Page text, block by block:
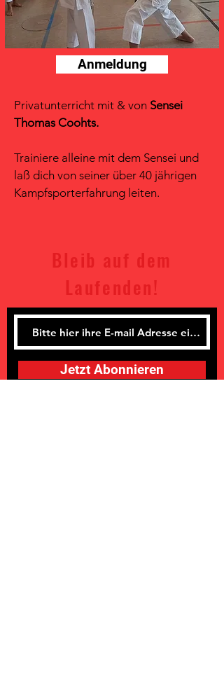
Anmeldung
Privatunterricht mit & von Sensei
Thomas Coohts.
Trainiere alleine mit dem Sensei und
laß dich von seiner über 40 jährigen
Kampfsporterfahrung leiten.
Bleib auf dem
Laufenden!
Jetzt Abonnieren